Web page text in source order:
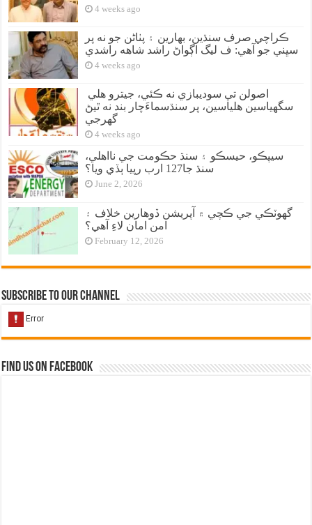
4 weeks ago
ڪراچي صرف سنڌين، بهارين ۽ پٺاڻن جو نه پر
سڀني جو آهي: ف ليگ اڳواڻ راشد شاهه راشدي
4 weeks ago
سگهياسين هلياسين، پر سنڌسماءَچار بند نه ٿيڻ
گهرجي
4 weeks ago
سيپڪو، حيسڪو ۽ سنڌ حڪومت جي نااهلي،
سنڌ جا127 ارب رپيا ٻڏي ويا؟
June 2, 2026
گهوٽڪي جي ڪچي ۾ آپريشن ڏوهارين خلاف ۽
امن امان لاءِ آهي؟
February 12, 2026
Subscribe to our Channel
Find us on Facebook